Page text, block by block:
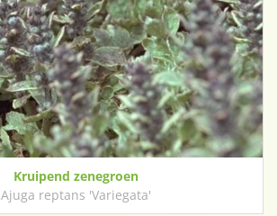
Kruipend zenegroen
Ajuga reptans 'Variegata'